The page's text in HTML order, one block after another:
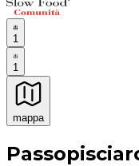
1
1
mappa
Esperienze